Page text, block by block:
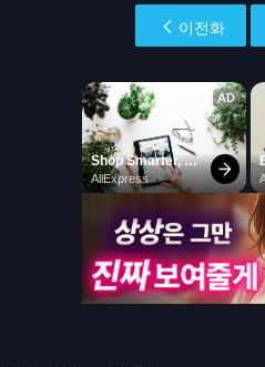
이전화